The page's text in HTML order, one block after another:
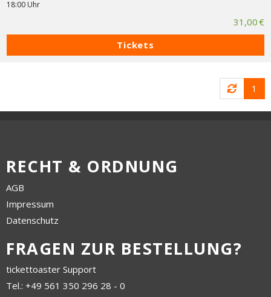
18:00 Uhr
31,00 €
Tickets
1
RECHT & ORDNUNG
AGB
Impressum
Datenschutz
FRAGEN ZUR BESTELLUNG?
tickettoaster Support
Tel.: +49 561 350 296 28 - 0